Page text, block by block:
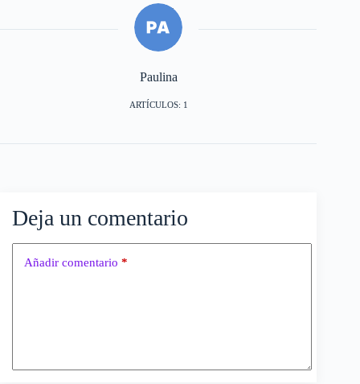
Paulina
ARTÍCULOS: 1
Deja un comentario
Añadir comentario *